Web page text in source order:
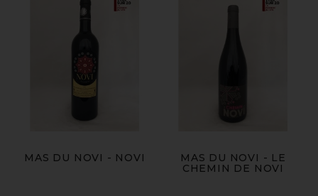
MAS DU NOVI - NOVI
MAS DU NOVI - LE
CHEMIN DE NOVI